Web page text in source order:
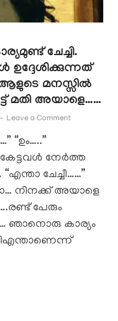
ചേച്ചി.
മനസ്സിൽ
മതി അയാളെ……
- Leave a Comment
“ഉം…..”
നേർത്ത
ചേച്ചീ……”
നിനക്ക് അയാളെ
പേരും
ഞാനൊരു കാര്യം